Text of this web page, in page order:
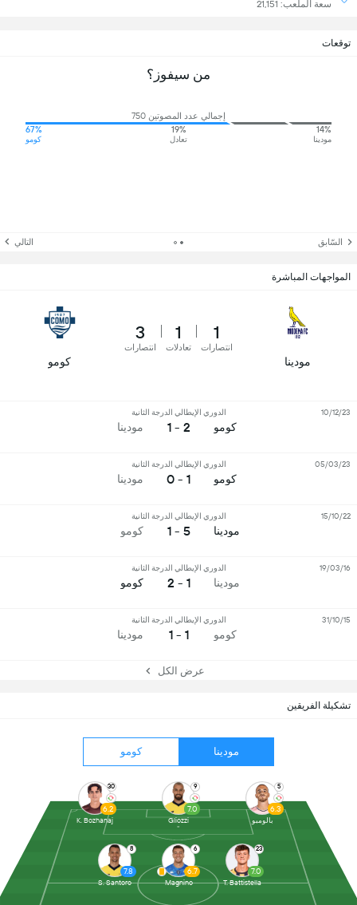
تشكيلة الفريقين
مودينا كومو
8
7.8
S. Santoro
6
6.7
Magnino
23
7.0
T. Battistella
30
6.2
K. Bozhanaj
9
7.0
Gliozzi
5
6.3
بالومبو
سعة الملعب: 21,151
توقعات
من سيفوز؟
إجمالي عدد المصوتين 750
14%
مودينا
19%
تعادل
67%
كومو
السّابق التالي
المواجهات المباشرة
مودينا
1
انتصارات
1
تعادلات
3
انتصارات
كومو
كومو
الدوري الإيطالي الدرجة الثانية
2 - 1 مودينا
10/12/23
كومو
الدوري الإيطالي الدرجة الثانية
1 - 0 مودينا
05/03/23
مودينا
الدوري الإيطالي الدرجة الثانية
5 - 1 كومو
15/10/22
مودينا
الدوري الإيطالي الدرجة الثانية
1 - 2 كومو
19/03/16
كومو
الدوري الإيطالي الدرجة الثانية
1 - 1 مودينا
31/10/15
عرض الكل